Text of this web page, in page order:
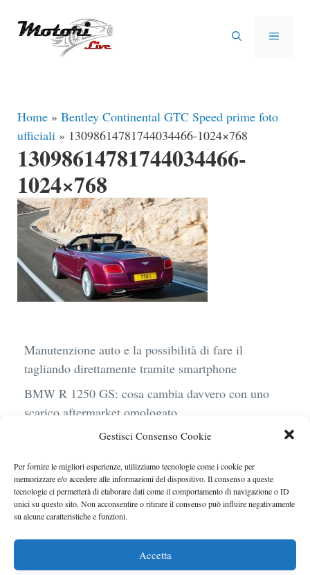
Gestisci Consenso Cookie
Per fornire le migliori esperienze, utilizziamo tecnologie come i cookie per
memorizzare e/o accedere alle informazioni del dispositivo. Il consenso a queste
tecnologie ci permetterà di elaborare dati come il comportamento di navigazione o ID
unici su questo sito. Non acconsentire o ritirare il consenso può influire negativamente
su alcune caratteristiche e funzioni.
Accetta
MENU
Home » Bentley Continental GTC Speed prime foto
ufficiali » 13098614781744034466-1024×768
13098614781744034466-
1024×768
Manutenzione auto e la possibilità di fare il
tagliando direttamente tramite smartphone
BMW R 1250 GS: cosa cambia davvero con uno
scarico aftermarket omologato
Audi Q4 e-Tron 40 Business elettrica: mobilità
termine
Ufficiale l’arrivo degli stop lampeggianti
obbligatori in Italia
Le caratteristiche del motore Turbo 100 di